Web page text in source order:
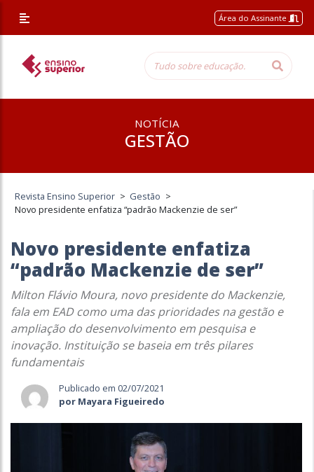
Área do Assinante
NOTÍCIA
GESTÃO
Revista Ensino Superior > Gestão >
Novo presidente enfatiza “padrão Mackenzie de ser”
Novo presidente enfatiza
“padrão Mackenzie de ser”
Milton Flávio Moura, novo presidente do Mackenzie,
fala em EAD como uma das prioridades na gestão e
ampliação do desenvolvimento em pesquisa e
inovação. Instituição se baseia em três pilares
fundamentais
Publicado em 02/07/2021
por Mayara Figueiredo